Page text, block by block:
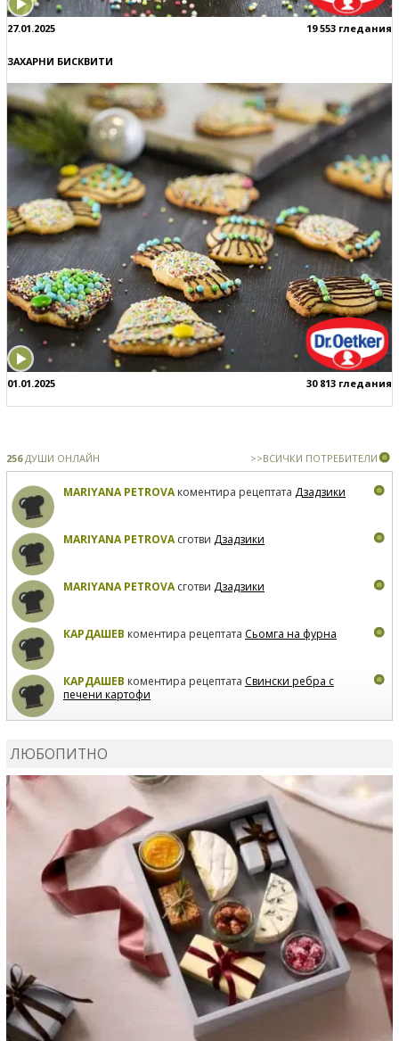
27.01.2025 19 553 гледания
ЗАХАРНИ БИСКВИТИ
01.01.2025 30 813 гледания
256ДУШИ ОНЛАЙН >>ВСИЧКИ ПОТРЕБИТЕЛИ
MARIYANA PETROVAкоментира рецептата Дзадзики
MARIYANA PETROVAсготви Дзадзики
MARIYANA PETROVAсготви Дзадзики
КАРДАШЕВ коментира рецептата Сьомга на фурна
КАРДАШЕВ коментира рецептата Свински ребра с
печени картофи
MARINA_VITAкоментира рецептатаКиноа със
ЛЮБОПИТНО